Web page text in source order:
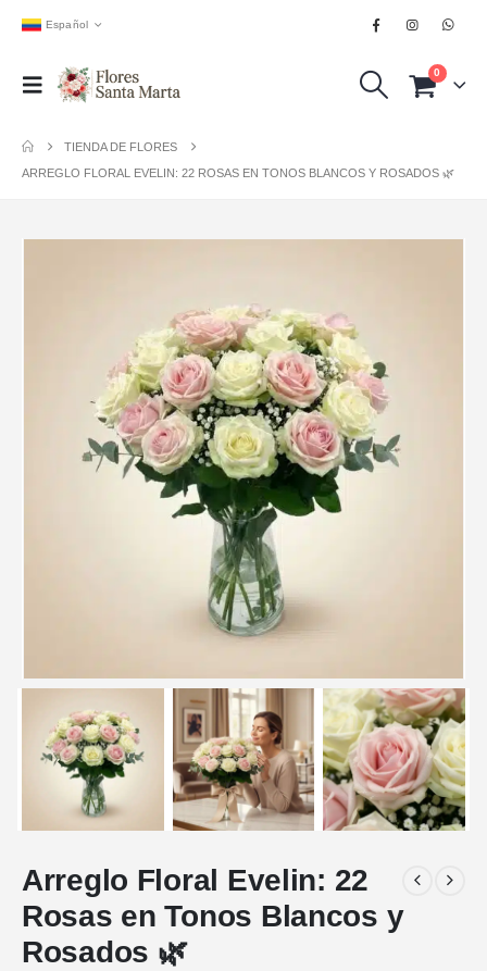
Español
0
TIENDA DE FLORES
ARREGLO FLORAL EVELIN: 22 ROSAS EN TONOS BLANCOS Y ROSADOS 🌿
Arreglo Floral Evelin: 22
Rosas en Tonos Blancos y
Rosados 🌿